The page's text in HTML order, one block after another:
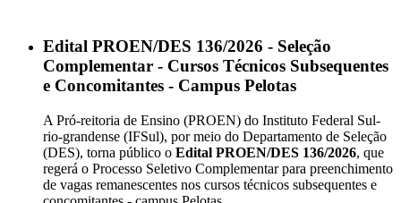
Edital PROEN/DES 136/2026 - Seleção
Complementar - Cursos Técnicos Subsequentes
e Concomitantes - Campus Pelotas
A Pró-reitoria de Ensino (PROEN) do Instituto Federal Sul-
rio-grandense (IFSul), por meio do Departamento de Seleção
(DES), torna público o Edital PROEN/DES 136/2026, que
regerá o Processo Seletivo Complementar para preenchimento
de vagas remanescentes nos cursos técnicos subsequentes e